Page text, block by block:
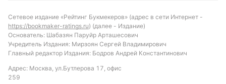
ничейный результат. Малое количество забитых
голов «Фортуна Мфоу» и их слабая оборона
позволяют предположить, что матч будет с низкой
результативностью. Рекомендуется обратить
внимание на ставку с тоталом меньше 2.5 голов, а
также на вариант «обе команды не забьют»,
Сетевое издание «Рейтинг Букмекеров» (адрес в сети Интернет -
https://bookmaker-ratings.ru) (далее - Издание)
Основатель: Шабазян Паруйр Арташесович
Учредитель Издания: Мирзоян Сергей Владимирович
Главный редактор Издания: Бодров Андрей Константинович
Адрес: Москва, ул.Бутлерова 17, офис
259